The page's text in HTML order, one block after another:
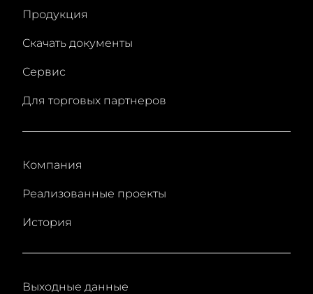
Продукция
Скачать документы
Сервис
Для торговых партнеров
Компания
Реализованные проекты
История
Выходные данные